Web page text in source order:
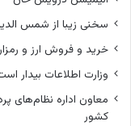
سخنی زیبا از شمس
خرید و فروش ارز و
وزارت اطلاعات بیدار
معاون اداره نظام‌های
کشور